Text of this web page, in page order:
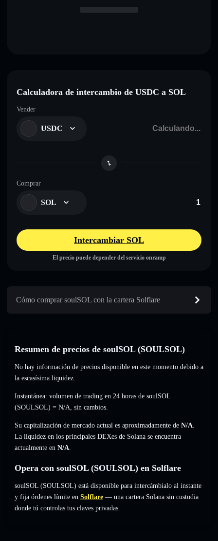
Calculadora de intercambio de USDC a SOL
Vender
USDC
Comprar
SOL
Intercambiar SOL
El precio puede depender del servicio onramp
Cómo comprar soulSOL con la cartera Solflare
Resumen de precios de soulSOL (SOULSOL)
No hay información de precios disponible en este momento debido a
la escasísima liquidez.
Instantánea: volumen de trading en 24 horas de soulSOL
(SOULSOL) = N/A, sin cambios.
Su capitalización de mercado actual es aproximadamente de N/A.
La liquidez en los principales DEXes de Solana se encuentra
actualmente en N/A.
Opera con soulSOL (SOULSOL) en Solflare
soulSOL (SOULSOL) está disponible para intercámbialo al instante
y fija órdenes límite en Solflare — una cartera Solana sin custodia
donde tú controlas tus claves privadas.